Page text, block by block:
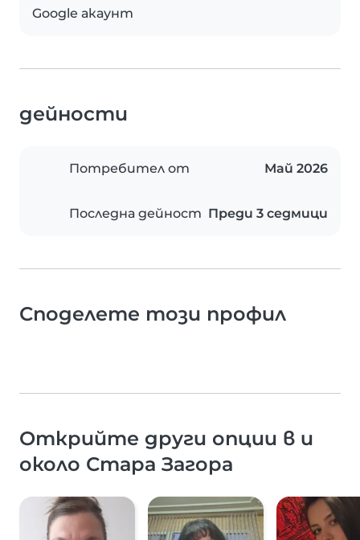
Google акаунт
дейности
Потребител от Май 2026
Последна дейност Преди 3 седмици
Споделете този профил
Открийте други опции в и
около Стара Загора